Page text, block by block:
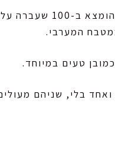
שילוב של בננה עם גלידות, שוקולד ומעט אגוזים, המתכון המקורי הומצא ב-100 שעברה על
המערבי.
טעים במיוחד.